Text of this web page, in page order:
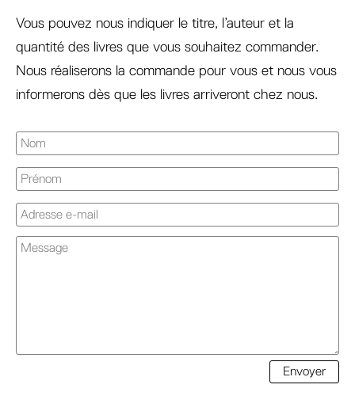
Vous pouvez nous indiquer le titre, l’auteur et la
quantité des livres que vous souhaitez commander.
Nous réaliserons la commande pour vous et nous vous
informerons dès que les livres arriveront chez nous.
Envoyer